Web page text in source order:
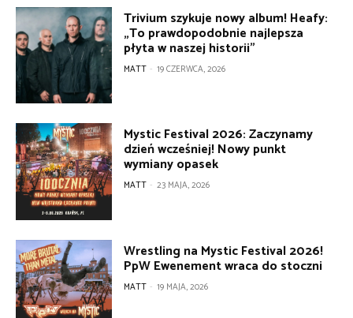
Trivium szykuje nowy album! Heafy:
„To prawdopodobnie najlepsza
płyta w naszej historii”
MATT - 19 CZERWCA, 2026
Mystic Festival 2026: Zaczynamy
dzień wcześniej! Nowy punkt
wymiany opasek
MATT - 23 MAJA, 2026
Wrestling na Mystic Festival 2026!
PpW Ewenement wraca do stoczni
MATT - 19 MAJA, 2026